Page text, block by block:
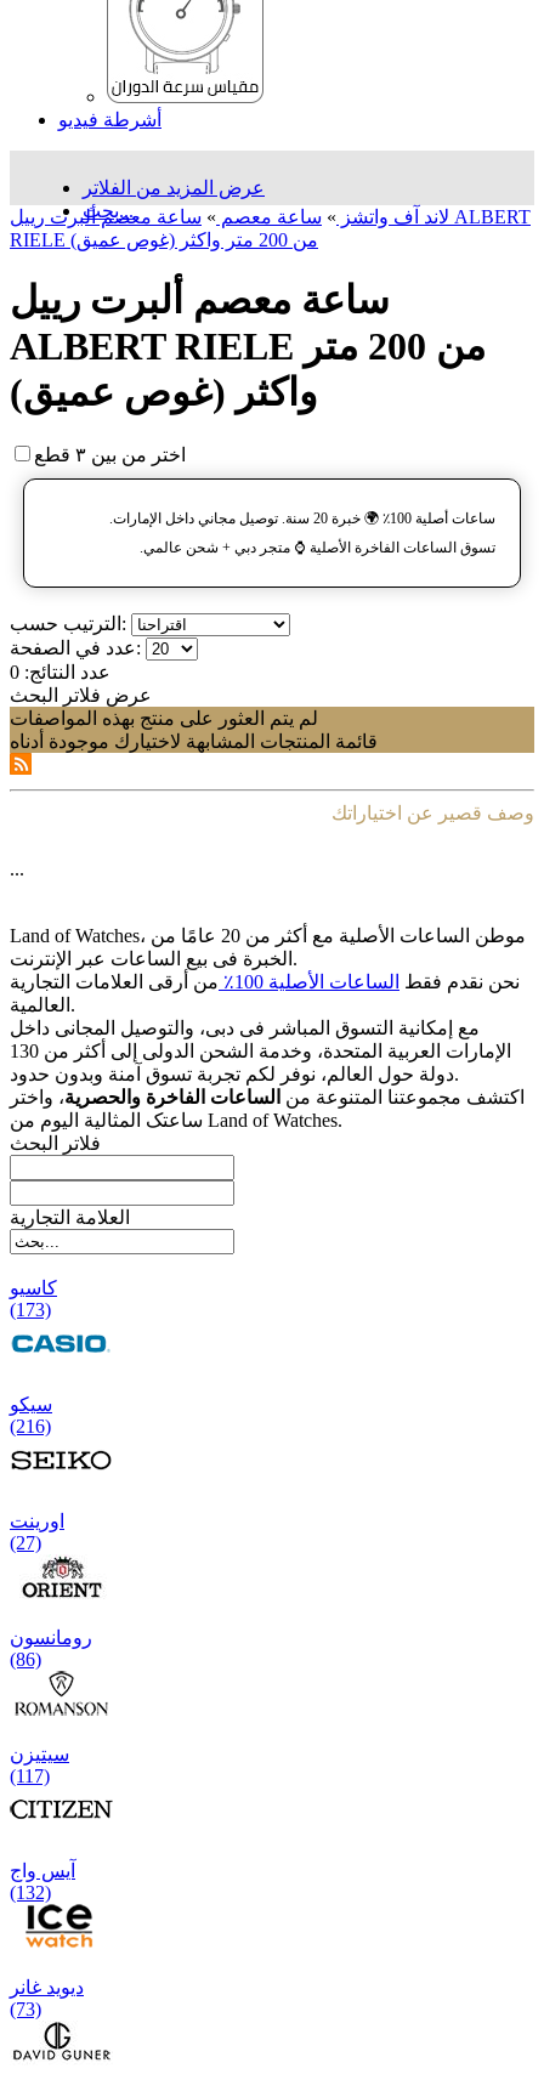
أشرطة فيديو
عرض المزيد من الفلاتر
بحث...
لاند آف واتشز » ساعة معصم » ساعة معصم ألبرت رييل ALBERT
RIELE من 200 متر واکثر (غوص عميق)
ساعة معصم ألبرت رييل
ALBERT RIELE من 200 متر
واکثر (غوص عميق)
اختر من بين ٣ قطع
ساعات أصلية 100٪ 🌍 خبرة 20 سنة. توصيل مجاني داخل الإمارات.
تسوق الساعات الفاخرة الأصلية ⌚️ متجر دبي + شحن عالمي.
الترتيب حسب:
عدد في الصفحة:
عدد النتائج: 0
عرض فلاتر البحث
لم يتم العثور على منتج بهذه المواصفات
قائمة المنتجات المشابهة لاختيارك موجودة أدناه
وصف قصير عن اختياراتك
...
Land of Watches، موطن الساعات الأصلیة مع أکثر من 20 عامًا من
الخبرة فی بیع الساعات عبر الإنترنت.
نحن نقدم فقط الساعات الأصلیة 100٪
من أرقى العلامات التجاریة
العالمیة.
مع إمکانیة التسوق المباشر فی دبی، والتوصیل المجانی داخل
الإمارات العربیة المتحدة، وخدمة الشحن الدولی إلى أکثر من 130
دولة حول العالم، نوفر لکم تجربة تسوق آمنة وبدون حدود.
اکتشف مجموعتنا المتنوعة من الساعات الفاخرة والحصریة، واختر
ساعتک المثالیة الیوم من Land of Watches.
فلاتر البحث
العلامة التجارية
کاسیو
(173)
سیکو
(216)
اورینت
(27)
رومانسون
(86)
سیتیزن
(117)
آیس واج
(132)
دیوید غانر
(73)